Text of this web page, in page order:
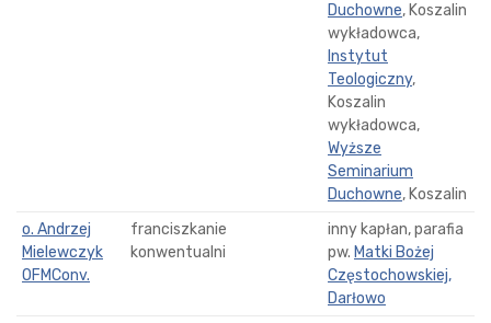
Duchowne, Koszalin
wykładowca,
Instytut
Teologiczny,
Koszalin
wykładowca,
Wyższe
Seminarium
Duchowne, Koszalin
o. Andrzej
Mielewczyk
OFMConv.
franciszkanie
konwentualni
inny kapłan, parafia
pw. Matki Bożej
Częstochowskiej,
Darłowo